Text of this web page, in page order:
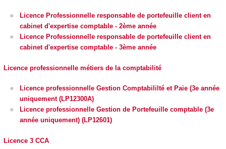
Licence Professionnelle responsable de portefeuille client en
cabinet d'expertise comptable - 2ème année
Licence Professionnelle responsable de portefeuille client en
cabinet d'expertise comptable - 3ème année
Licence professionnelle métiers de la comptabilité
Licence professionnelle Gestion Comptabililté et Paie (3e année
uniquement (LP12300A)
Licence professionnelle Gestion de Portefeuille comptable (3e
année uniquement) (LP12601)
Licence 3 CCA